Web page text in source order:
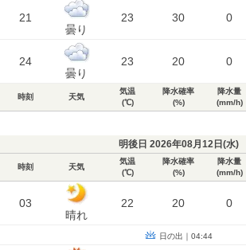
21
曇り
23 30 0
24
曇り
23 20 0
時刻 天気
気温
(℃)
降水確率
(%)
降水量
(mm/h)
明後日 2026年08月12日(水)
時刻 天気
気温
(℃)
降水確率
(%)
降水量
(mm/h)
03
晴れ
22 20 0
日の出｜04:44